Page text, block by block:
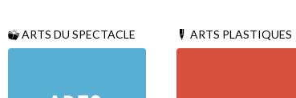
ARTS DU SPECTACLE ARTS PLASTIQUES